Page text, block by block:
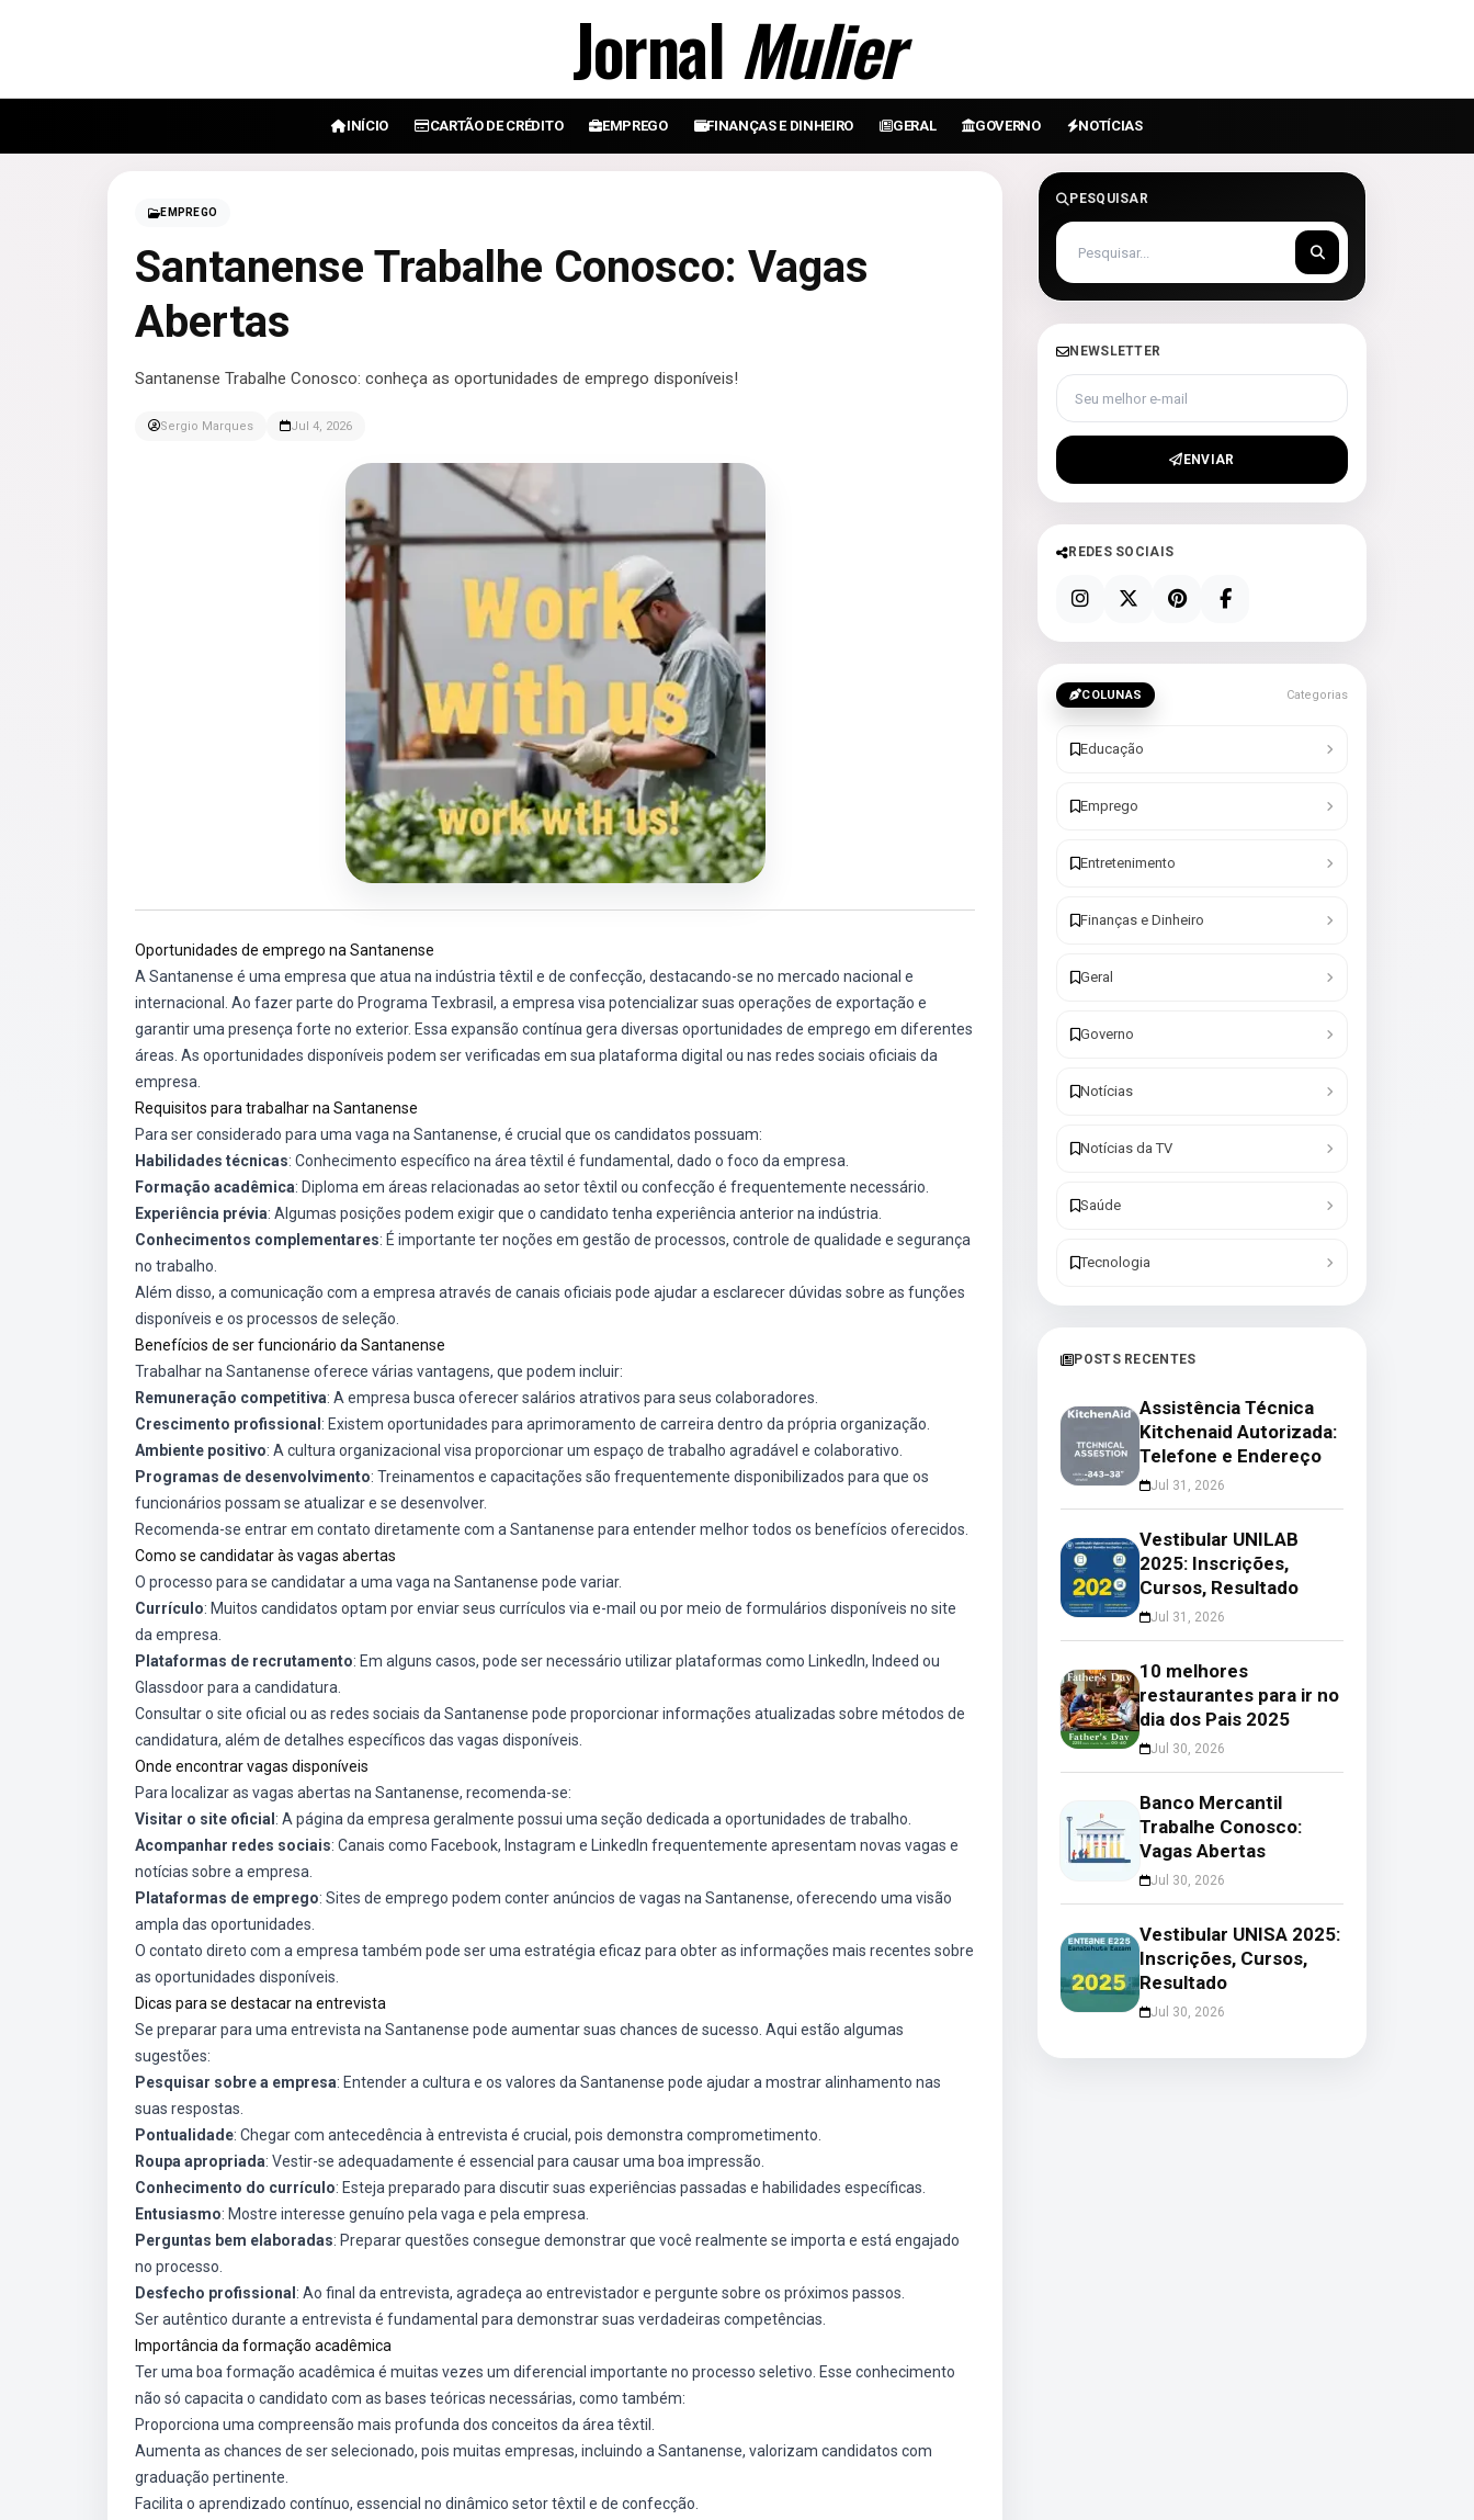
Jornal Mulier
INÍCIO CARTÃO DE CRÉDITO EMPREGO FINANÇAS E DINHEIRO GERAL GOVERNO NOTÍCIAS
EMPREGO
Santanense Trabalhe Conosco: Vagas
Abertas
Santanense Trabalhe Conosco: conheça as oportunidades de emprego disponíveis!
Sergio Marques Jul 4, 2026
Oportunidades de emprego na Santanense
A Santanense é uma empresa que atua na indústria têxtil e de confecção, destacando-se no mercado nacional e
internacional. Ao fazer parte do Programa Texbrasil, a empresa visa potencializar suas operações de exportação e
garantir uma presença forte no exterior. Essa expansão contínua gera diversas oportunidades de emprego em diferentes
áreas. As oportunidades disponíveis podem ser verificadas em sua plataforma digital ou nas redes sociais oficiais da
empresa.
Requisitos para trabalhar na Santanense
Para ser considerado para uma vaga na Santanense, é crucial que os candidatos possuam:
Habilidades técnicas: Conhecimento específico na área têxtil é fundamental, dado o foco da empresa.
Formação acadêmica: Diploma em áreas relacionadas ao setor têxtil ou confecção é frequentemente necessário.
Experiência prévia: Algumas posições podem exigir que o candidato tenha experiência anterior na indústria.
Conhecimentos complementares: É importante ter noções em gestão de processos, controle de qualidade e segurança
no trabalho.
Além disso, a comunicação com a empresa através de canais oficiais pode ajudar a esclarecer dúvidas sobre as funções
disponíveis e os processos de seleção.
Benefícios de ser funcionário da Santanense
Trabalhar na Santanense oferece várias vantagens, que podem incluir:
Remuneração competitiva: A empresa busca oferecer salários atrativos para seus colaboradores.
Crescimento profissional : Existem oportunidades para aprimoramento de carreira dentro da própria organização.
Ambiente positivo: A cultura organizacional visa proporcionar um espaço de trabalho agradável e colaborativo.
Programas de desenvolvimento: Treinamentos e capacitações são frequentemente disponibilizados para que os
funcionários possam se atualizar e se desenvolver.
Recomenda-se entrar em contato diretamente com a Santanense para entender melhor todos os benefícios oferecidos.
Como se candidatar às vagas abertas
O processo para se candidatar a uma vaga na Santanense pode variar.
Currículo: Muitos candidatos optam por enviar seus currículos via e-mail ou por meio de formulários disponíveis no site
da empresa.
Plataformas de recrutamento: Em alguns casos, pode ser necessário utilizar plataformas como LinkedIn, Indeed ou
Glassdoor para a candidatura.
Consultar o site oficial ou as redes sociais da Santanense pode proporcionar informações atualizadas sobre métodos de
candidatura, além de detalhes específicos das vagas disponíveis.
Onde encontrar vagas disponíveis
Para localizar as vagas abertas na Santanense, recomenda-se:
Visitar o site oficial : A página da empresa geralmente possui uma seção dedicada a oportunidades de trabalho.
Acompanhar redes sociais: Canais como Facebook, Instagram e LinkedIn frequentemente apresentam novas vagas e
notícias sobre a empresa.
Plataformas de emprego: Sites de emprego podem conter anúncios de vagas na Santanense, oferecendo uma visão
ampla das oportunidades.
O contato direto com a empresa também pode ser uma estratégia eficaz para obter as informações mais recentes sobre
as oportunidades disponíveis.
Dicas para se destacar na entrevista
Se preparar para uma entrevista na Santanense pode aumentar suas chances de sucesso. Aqui estão algumas
sugestões:
Pesquisar sobre a empresa: Entender a cultura e os valores da Santanense pode ajudar a mostrar alinhamento nas
suas respostas.
Pontualidade: Chegar com antecedência à entrevista é crucial, pois demonstra comprometimento.
Roupa apropriada: Vestir-se adequadamente é essencial para causar uma boa impressão.
Conhecimento do currículo: Esteja preparado para discutir suas experiências passadas e habilidades específicas.
Entusiasmo: Mostre interesse genuíno pela vaga e pela empresa.
Perguntas bem elaboradas: Preparar questões consegue demonstrar que você realmente se importa e está engajado
no processo.
Desfecho profissional : Ao final da entrevista, agradeça ao entrevistador e pergunte sobre os próximos passos.
Ser autêntico durante a entrevista é fundamental para demonstrar suas verdadeiras competências.
Importância da formação acadêmica
Ter uma boa formação acadêmica é muitas vezes um diferencial importante no processo seletivo. Esse conhecimento
não só capacita o candidato com as bases teóricas necessárias, como também:
Proporciona uma compreensão mais profunda dos conceitos da área têxtil.
Aumenta as chances de ser selecionado, pois muitas empresas, incluindo a Santanense, valorizam candidatos com
graduação pertinente.
Facilita o aprendizado contínuo, essencial no dinâmico setor têxtil e de confecção.
PESQUISAR
NEWSLETTER
Seu melhor e-mail
ENVIAR
REDES SOCIAIS
COLUNAS Categorias
Educação
Emprego
Entretenimento
Finanças e Dinheiro
Geral
Governo
Notícias
Notícias da TV
Saúde
Tecnologia
POSTS RECENTES
Assistência Técnica
Kitchenaid Autorizada:
Telefone e Endereço
Jul 31, 2026
Vestibular UNILAB
2025: Inscrições,
Cursos, Resultado
Jul 31, 2026
10 melhores
restaurantes para ir no
dia dos Pais 2025
Jul 30, 2026
Banco Mercantil
Trabalhe Conosco:
Vagas Abertas
Jul 30, 2026
Vestibular UNISA 2025:
Inscrições, Cursos,
Resultado
Jul 30, 2026